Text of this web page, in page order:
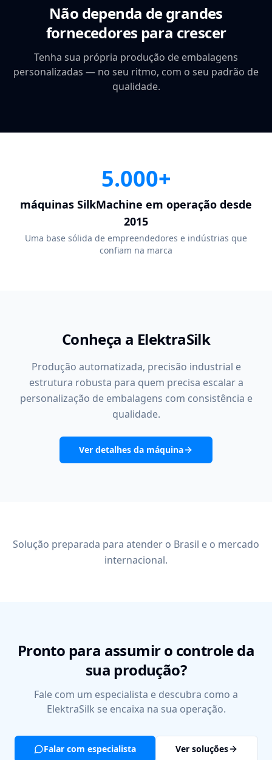
Não dependa de grandes
fornecedores para crescer
Tenha sua própria produção de embalagens
personalizadas — no seu ritmo, com o seu padrão de
qualidade.
5.000+
máquinas SilkMachine em operação desde
2015
Uma base sólida de empreendedores e indústrias que
confiam na marca
Conheça a ElektraSilk
Produção automatizada, precisão industrial e
estrutura robusta para quem precisa escalar a
personalização de embalagens com consistência e
qualidade.
Ver detalhes da máquina
Solução preparada para atender o Brasil e o mercado
internacional.
Pronto para assumir o controle da
sua produção?
Fale com um especialista e descubra como a
ElektraSilk se encaixa na sua operação.
Falar com especialista Ver soluções